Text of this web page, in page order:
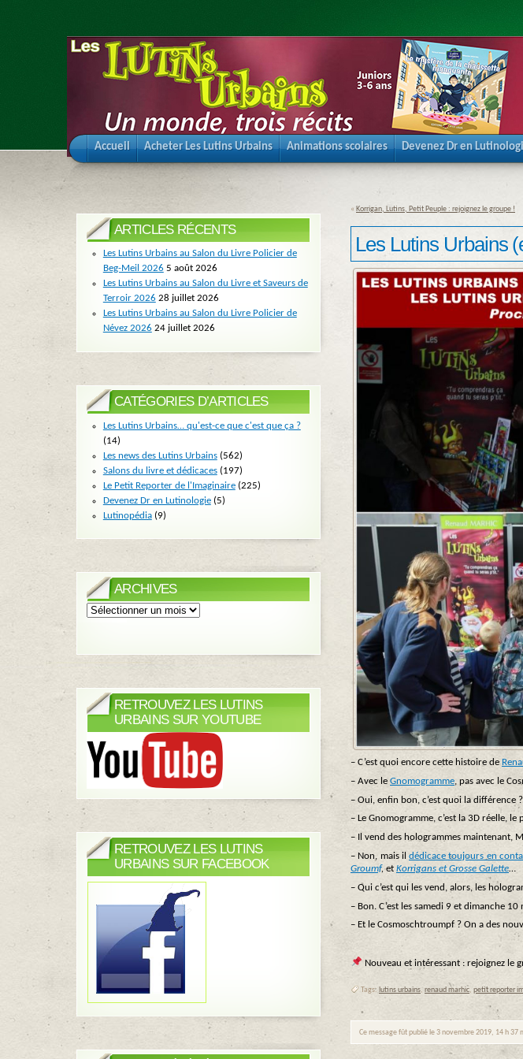
Accueil Acheter Les Lutins Urbains Animations scolaires Devenez Dr en
« Korrigan, Lutins, Petit Peuple : rejoignez le groupe !
Les Lutins Urbains
– C’est quoi encore cette histoire de
– Avec le Gnomogramme, pas avec le
– Oui, enfin bon, c’est quoi la différence ?
– Le Gnomogramme, c’est la 3D réelle,
– Il vend des hologrammes maintenant,
– Non, mais il dédicace toujours en
Groumf,et Korrigans et Grosse Galette…
– Qui c’est qui les vend, alors, les
– Bon. C’est les samedi 9 et dimanche
– Et le Cosmoschtroumpf ? On a des
Nouveau et intéressant : rejoignez le
Tags: lutins urbains, renaud marhic, petit reporter
Ce message fût publié le 3 novembre 2019, 14 h
ARTICLES RÉCENTS
Les Lutins Urbains au Salon du Livre Policier de
Beg-Meil 2026 5 août 2026
Les Lutins Urbains au Salon du Livre et Saveurs de
Terroir 2026 28 juillet 2026
Les Lutins Urbains au Salon du Livre Policier de
Névez 2026 24 juillet 2026
CATÉGORIES D’ARTICLES
Les Lutins Urbains… qu'est-ce que c'est que ça ?
(14)
Les news des Lutins Urbains(562)
Salons du livre et dédicaces(197)
Le Petit Reporter de l'Imaginaire(225)
Devenez Dr en Lutinologie(5)
Lutinopédia(9)
ARCHIVES
Archives
RETROUVEZ LES LUTINS
URBAINS SUR YOUTUBE
RETROUVEZ LES LUTINS
URBAINS SUR FACEBOOK